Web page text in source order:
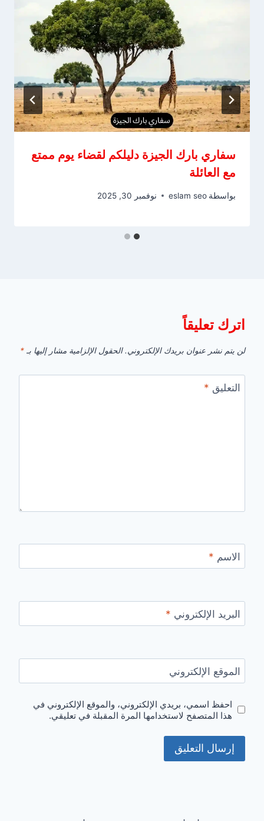
سفاري بارك الجيزة دليلكم لقضاء يوم ممتع
مع العائلة
بواسطة eslam seo نوفمبر 30, 2025
اترك تعليقاً
لن يتم نشر عنوان بريدك الإلكتروني. الحقول الإلزامية مشار إليها بـ *
التعليق *
الاسم *
البريد الإلكتروني *
الموقع الإلكتروني
احفظ اسمي، بريدي الإلكتروني، والموقع الإلكتروني في
هذا المتصفح لاستخدامها المرة المقبلة في تعليقي.